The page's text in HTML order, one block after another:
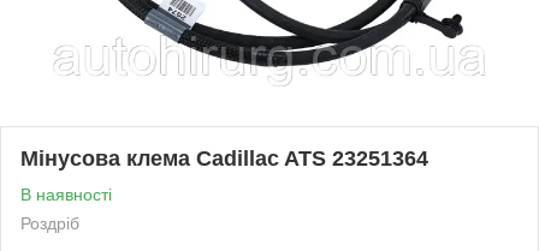
Мінусова клема Cadillac ATS 23251364
В наявності
Роздріб